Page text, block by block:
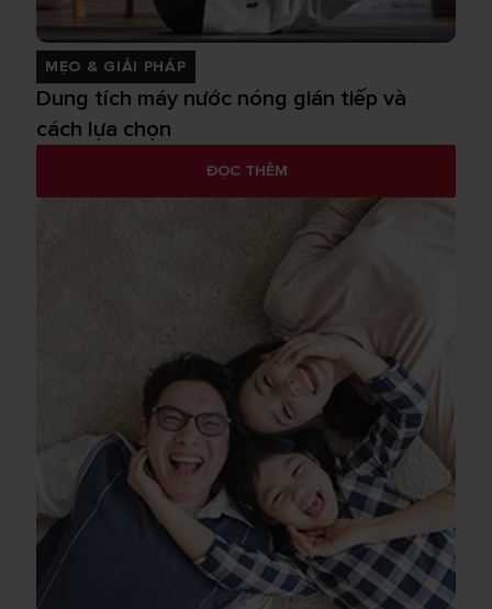
MẸO & GIẢI PHÁP
Dung tích máy nước nóng gián tiếp và
cách lựa chọn
ĐỌC THÊM